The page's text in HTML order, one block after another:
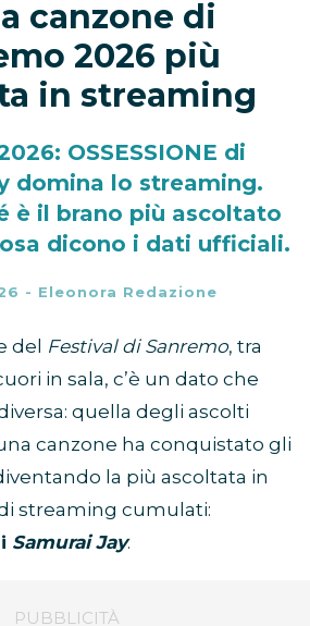
canzone di
2026 più
in streaming
OSSESSIONE di
domina lo streaming.
è il brano più ascoltato
dicono i dati ufficiali.
- Eleonora Redazione
del Festival di Sanremo, tra
in sala, c’è un dato che
quella degli ascolti
canzone ha conquistato gli
la più ascoltata in
streaming cumulati:
Samurai Jay.